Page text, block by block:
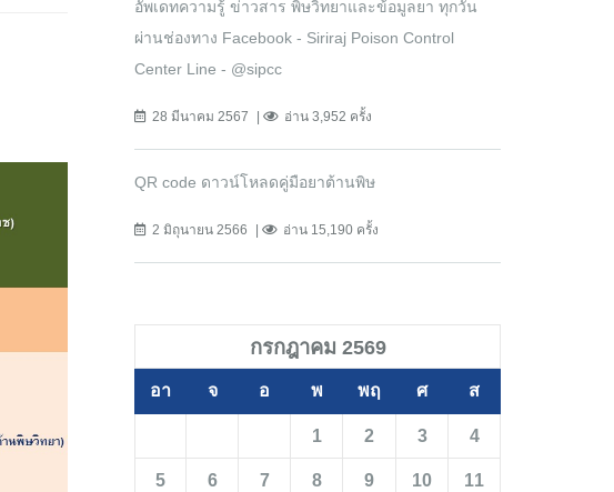
อัพเดทความรู้ ข่าวสาร พิษวิทยาและข้อมูลยา ทุกวัน
ผ่านช่องทาง Facebook - Siriraj Poison Control
Center Line - @sipcc
28 มีนาคม 2567 อ่าน 3,952 ครั้ง
QR code ดาวน์โหลดคู่มือยาต้านพิษ
2 มิถุนายน 2566 อ่าน 15,190 ครั้ง
กรกฎาคม 2569
อา จ อ พ พฤ ศ ส
1 2 3 4
5 6 7 8 9 10 11